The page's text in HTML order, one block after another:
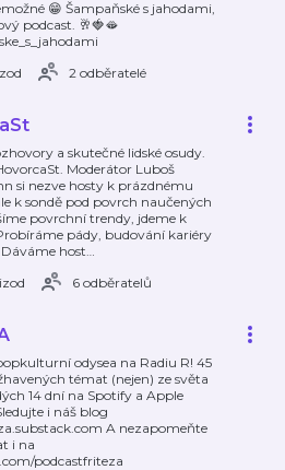
😁 Šampaňské s jahodami,
podcast. 🥂🍓🫦
2 odběratelé
a skutečné lidské osudy.
Moderátor Luboš
si nezve hosty k prázdnému
k sondě pod povrch naučených
povrchní trendy, jdeme k
pády, budování kariéry
host…
6 odběratelů
odysea na Radiu R! 45
témat (nejen) ze světa
14 dní na Spotify a Apple
i náš blog
A nezapomeňte
i na
podcastfriteza